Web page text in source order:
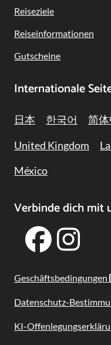
Reiseziele
Reiseinformationen
Gutscheine
Internationale
日本 한국어 简
United Kingdom
México
Geschäftsbedingungen
Datenschutz-
KI-
Verbinde dich mit